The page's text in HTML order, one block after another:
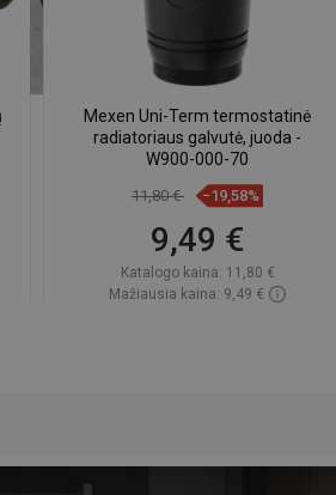
Mexen Uni-Term termostatinė
radiatoriaus galvutė, juoda -
W900-000-70
11,80 € −19,58%
9,49 €
Katalogo kaina: 11,80 €
Mažiausia kaina: 9,49 €